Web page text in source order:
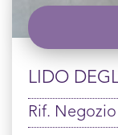
LIDO
Rif.